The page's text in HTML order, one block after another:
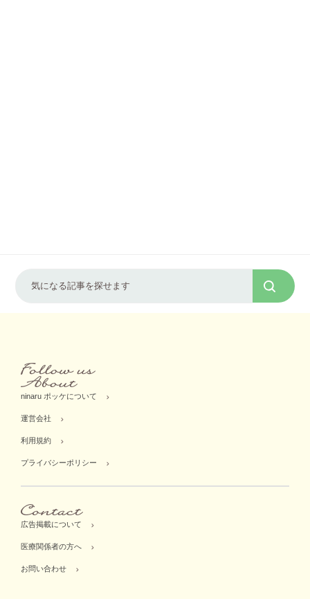
ninaru ポッケについて
運営会社
利用規約
プライバシーポリシー
広告掲載について
医療関係者の方へ
お問い合わせ